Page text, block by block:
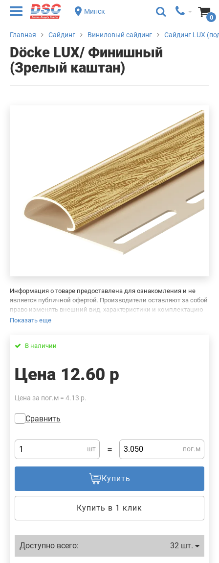
Минск
0
Главная Сайдинг Виниловый сайдинг Сайдинг LUX
Döcke LUX/ Финишный
(Зрелый каштан)
Информация о товаре предоставлена для ознакомления и не
является публичной офертой. Производители оставляют за собой
право изменять внешний вид, характеристики и комплектацию
товара, предварительно не уведомляя продавцов и потребителей.
фотографиях товара. Будем благодарны вам за сообщение об
Показать еще
В наличии
Цена 12.60 р
Цена за пог.м = 4.13 р.
Сравнить
шт = пог.м
Купить
Купить в 1 клик
Доступно всего: 32 шт.